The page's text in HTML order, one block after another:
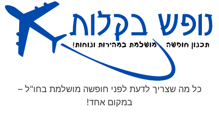
כל מה שצריך לדעת לפני חופשה מושלמת בחו"ל –
במקום אחד!